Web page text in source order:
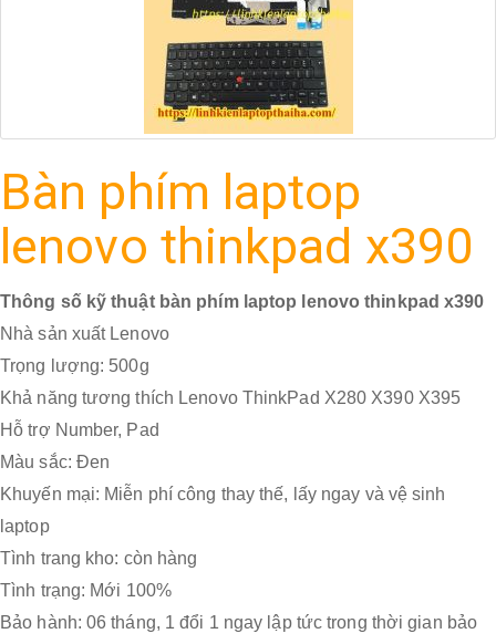
Bàn phím laptop
lenovo thinkpad x390
Thông số kỹ thuật bàn phím laptop lenovo thinkpad x390
Nhà sản xuất Lenovo
Trọng lượng: 500g
Khả năng tương thích Lenovo ThinkPad X280 X390 X395
Hỗ trợ Number, Pad
Màu sắc: Đen
Khuyến mại: Miễn phí công thay thế, lấy ngay và vệ sinh
laptop
Tình trang kho: còn hàng
Tình trạng: Mới 100%
Bảo hành: 06 tháng, 1 đổi 1 ngay lập tức trong thời gian bảo